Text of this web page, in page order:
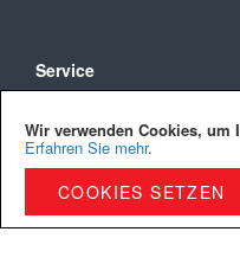
Wir verwenden Cookies, um
Erfahren Sie mehr.
COOKIES SETZEN
Service
Versandkosten und Lieferung
Privacy Policy